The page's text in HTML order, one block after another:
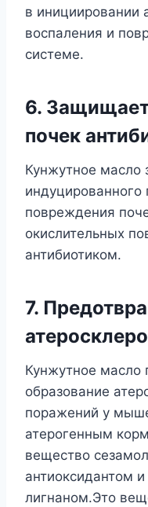
в инициировании
воспаления и
системе.
6.
почек
Кунжутное масло
повреждения
окислительных
антибиотиком.
7.
Кунжутное масло
образование
поражений у
атерогенным
вещество
антиоксидантом
лигнаном.Это